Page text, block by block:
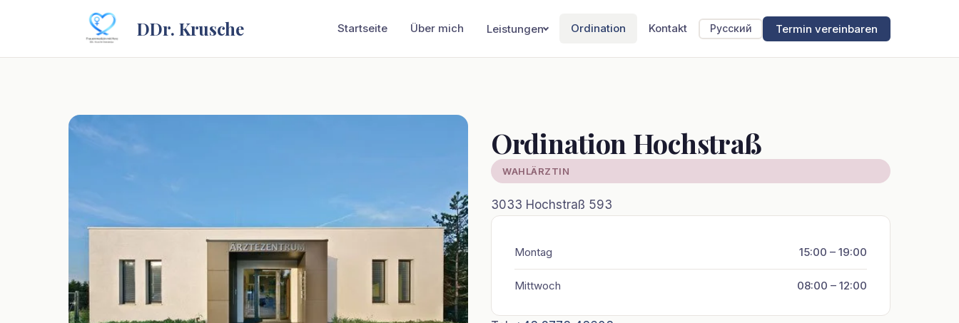
DDr. Krusche Startseite Über mich Leistungen Ordination Kontakt Русский Termin vereinbaren
Unsere Ordinationen Ordination Hochstraß
WAHLÄRZTIN
3033 Hochstraß 593
Montag 15:00 – 19:00
Mittwoch 08:00 – 12:00